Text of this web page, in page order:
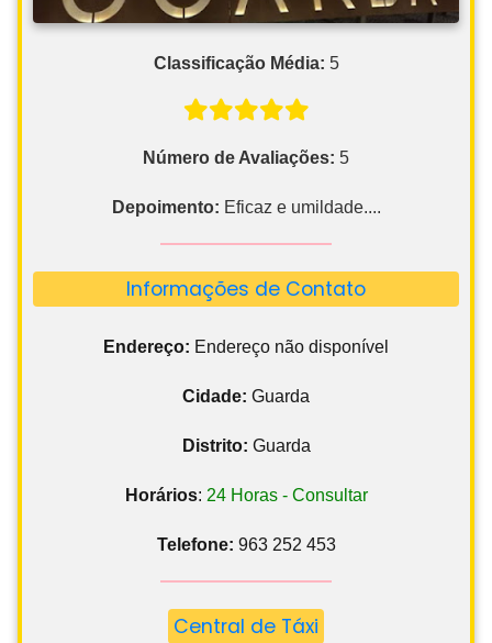
Classificação Média: 5
Número de Avaliações: 5
Depoimento: Eficaz e umildade....
Informações de Contato
Endereço: Endereço não disponível
Cidade: Guarda
Distrito: Guarda
Horários: 24 Horas - Consultar
Telefone: 963 252 453
Central de Táxi